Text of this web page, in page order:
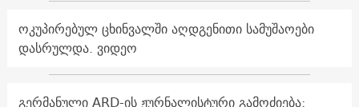
ოკუპირებულ ცხინვალში აღდგენითი სამუშაოები
დასრულდა. ვიდეო
გერმანული ARD-ის ჟურნალისტური გამოძიება: